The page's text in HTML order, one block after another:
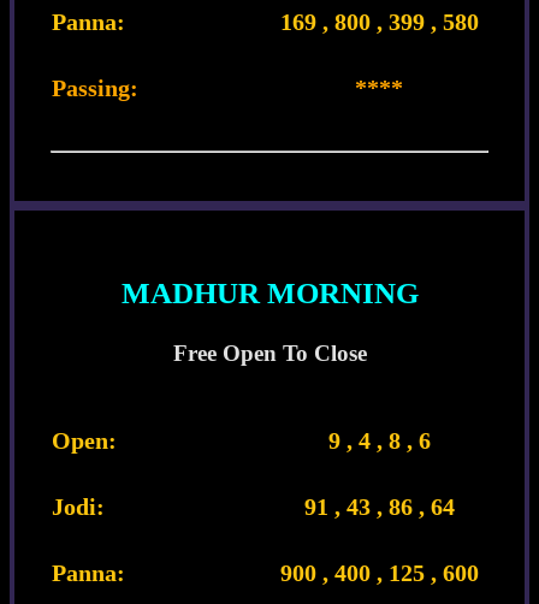
Panna: 169 , 800 , 399 , 580
Passing: ****
MADHUR MORNING
Free Open To Close
Open: 9 , 4 , 8 , 6
Jodi: 91 , 43 , 86 , 64
Panna: 900 , 400 , 125 , 600